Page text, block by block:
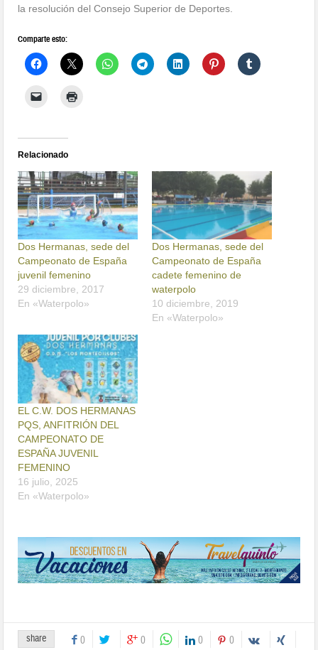
la resolución del Consejo Superior de Deportes.
Comparte esto:
Relacionado
Dos Hermanas, sede del
Campeonato de España
juvenil femenino
29 diciembre, 2017
En «Waterpolo»
Dos Hermanas, sede del
Campeonato de España
cadete femenino de
waterpolo
10 diciembre, 2019
En «Waterpolo»
EL C.W. DOS HERMANAS
PQS, ANFITRIÓN DEL
CAMPEONATO DE
ESPAÑA JUVENIL
FEMENINO
16 julio, 2025
En «Waterpolo»
share 0 0 0 0